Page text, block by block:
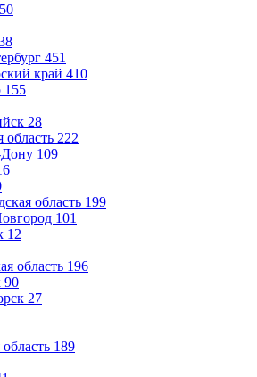
50
451
край 410
155
28
область 222
Дону 109
область 199
101
12
область 196
90
27
189